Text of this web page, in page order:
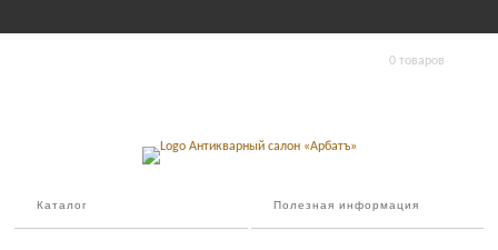
0 товаров
Каталог Полезная информация